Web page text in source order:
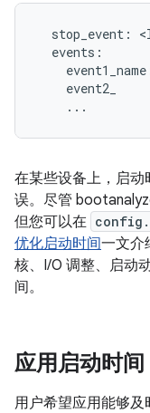
stop_event:
  events:
    event2_
    ...
在某些设备上，启
误。尽管
但您可以在
优化启动时间一文介
核、I/O 调整、启动
间。
应用启动时间
用户希望应用能够及